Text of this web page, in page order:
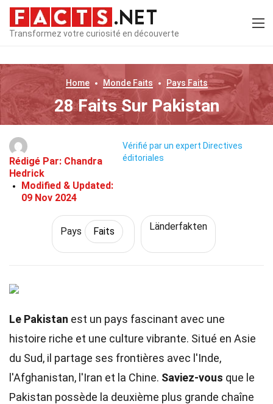
Transformez votre curiosité en découverte
Home MondeFaits Pays Faits
28 Faits Sur Pakistan
Rédigé Par: Chandra
Hedrick
Modified & Updated:
09 Nov 2024
Vérifié par un expert Directives
éditoriales
Pays Faits Länderfakten
Le Pakistan est un pays fascinant avec une
histoire riche et une culture vibrante. Situé en Asie
du Sud, il partage ses frontières avec l'Inde,
l'Afghanistan, l'Iran et la Chine. Saviez-vous que le
Pakistan possède la deuxième plus grande chaîne